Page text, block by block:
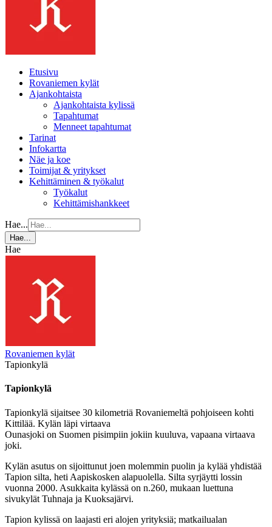
Etusivu
Rovaniemen kylät
Ajankohtaista
Ajankohtaista kylissä
Tapahtumat
Menneet tapahtumat
Tarinat
Infokartta
Näe ja koe
Toimijat & yritykset
Kehittäminen & työkalut
Työkalut
Kehittämishankkeet
Hae...
Hae...
Hae
Rovaniemen kylät
Tapionkylä
Tapionkylä
Tapionkylä sijaitsee 30 kilometriä Rovaniemeltä pohjoiseen kohti
Kittilää. Kylän läpi virtaava
Ounasjoki on Suomen pisimpiin jokiin kuuluva, vapaana virtaava
joki.
Kylän asutus on sijoittunut joen molemmin puolin ja kylää yhdistää
Tapion silta, heti Aapiskosken alapuolella. Silta syrjäytti lossin
vuonna 2000. Asukkaita kylässä on n.260, mukaan luettuna
sivukylät Tuhnaja ja Kuoksajärvi.
Tapion kylissä on laajasti eri alojen yrityksiä; matkailualan